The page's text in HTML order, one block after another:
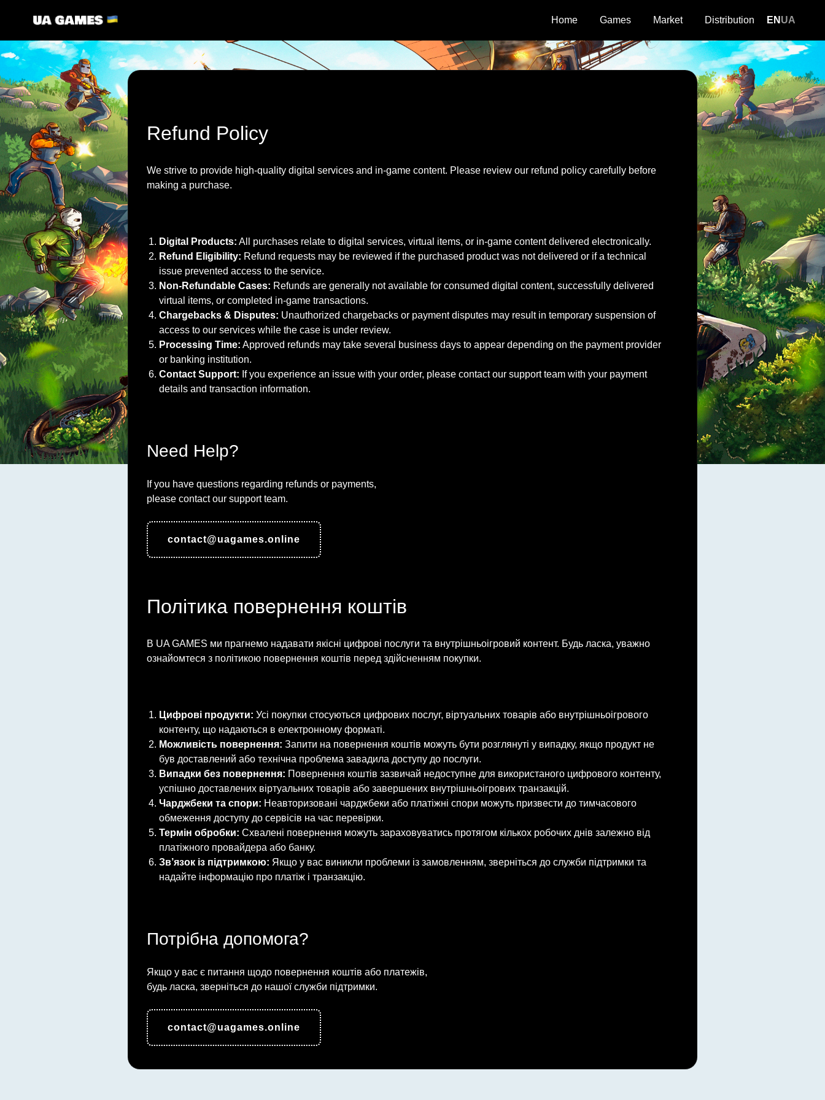
Home Games Market Distribution EN UA
Refund Policy
We strive to provide high-quality digital services and in-game content. Please review our refund policy carefully before
making a purchase.
Digital Products: All purchases relate to digital services, virtual items, or in-game content delivered electronically.
Refund Eligibility: Refund requests may be reviewed if the purchased product was not delivered or if a technical
issue prevented access to the service.
Non-Refundable Cases: Refunds are generally not available for consumed digital content, successfully delivered
virtual items, or completed in-game transactions.
Chargebacks & Disputes: Unauthorized chargebacks or payment disputes may result in temporary suspension of
access to our services while the case is under review.
Processing Time: Approved refunds may take several business days to appear depending on the payment provider
or banking institution.
Contact Support: If you experience an issue with your order, please contact our support team with your payment
details and transaction information.
Need Help?
If you have questions regarding refunds or payments,
please contact our support team.
contact@uagames.online
Політика повернення коштів
В UA GAMES ми прагнемо надавати якісні цифрові послуги та внутрішньоігровий контент. Будь ласка, уважно
ознайомтеся з політикою повернення коштів перед здійсненням покупки.
Цифрові продукти: Усі покупки стосуються цифрових послуг, віртуальних товарів або внутрішньоігрового
контенту, що надаються в електронному форматі.
Можливість повернення: Запити на повернення коштів можуть бути розглянуті у випадку, якщо продукт не
був доставлений або технічна проблема завадила доступу до послуги.
Випадки без повернення: Повернення коштів зазвичай недоступне для використаного цифрового контенту,
успішно доставлених віртуальних товарів або завершених внутрішньоігрових транзакцій.
Чарджбеки та спори: Неавторизовані чарджбеки або платіжні спори можуть призвести до тимчасового
обмеження доступу до сервісів на час перевірки.
Термін обробки: Схвалені повернення можуть зараховуватись протягом кількох робочих днів залежно від
платіжного провайдера або банку.
Зв’язок із підтримкою: Якщо у вас виникли проблеми із замовленням, зверніться до служби підтримки та
надайте інформацію про платіж і транзакцію.
Потрібна допомога?
Якщо у вас є питання щодо повернення коштів або платежів,
будь ласка, зверніться до нашої служби підтримки.
contact@uagames.online